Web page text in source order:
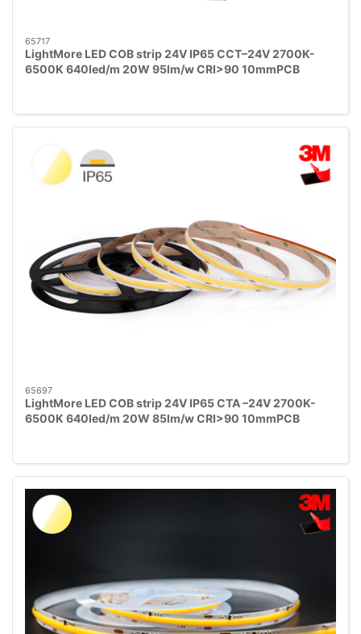
65717
LightMore LED COB strip 24V IP65 CCT–24V 2700K-
6500K 640led/m 20W 95lm/w CRI>90 10mmPCB
65697
LightMore LED COB strip 24V IP65 CTA –24V 2700K-
6500K 640led/m 20W 85lm/w CRI>90 10mmPCB